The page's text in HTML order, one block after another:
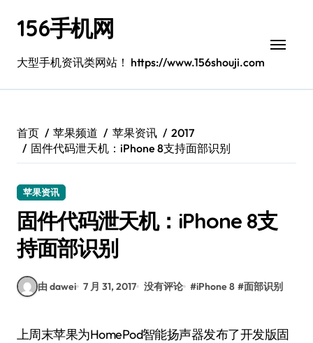
156手机网
大型手机资讯类网站！ https://www.156shouji.com
首页 苹果频道 苹果资讯
2017
固件代码泄天机：iPhone 8支持面部识别
苹果资讯
固件代码泄天机：iPhone 8支
持面部识别
由 dawei 7 月 31, 2017 没有评论 #iPhone 8 #面部识别
上周末苹果为HomePod智能扬声器发布了开发版固